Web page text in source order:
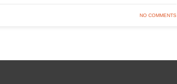
NO COMMENTS